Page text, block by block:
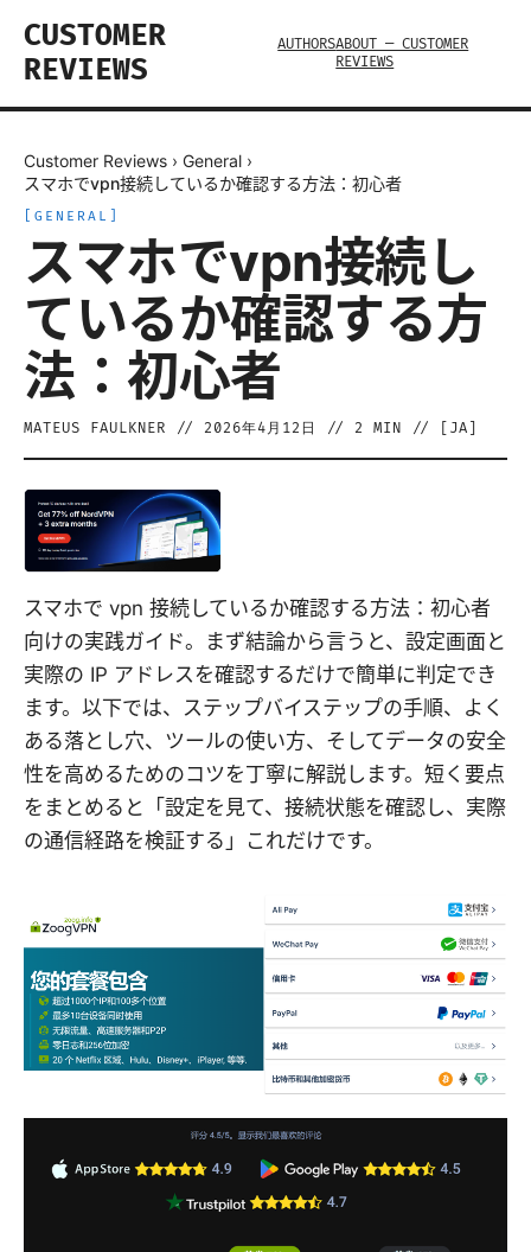
CUSTOMER
REVIEWS
AUTHORSABOUT — CUSTOMER
REVIEWS
Customer Reviews › General ›
スマホでvpn接続しているか確認する方法：初心者
GENERAL
スマホでvpn接続し
ているか確認する方
法：初心者
MATEUS FAULKNER // 2026年4月12日 // 2 MIN // [ JA
スマホで vpn 接続しているか確認する方法：初心者
向けの実践ガイド。まず結論から言うと、設定画面と
実際の IP アドレスを確認するだけで簡単に判定でき
ます。以下では、ステップバイステップの手順、よく
ある落とし穴、ツールの使い方、そしてデータの安全
性を高めるためのコツを丁寧に解説します。短く要点
をまとめると「設定を見て、接続状態を確認し、実際
の通信経路を検証する」これだけです。